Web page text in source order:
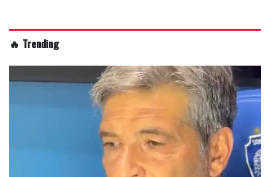
🔥 Trending